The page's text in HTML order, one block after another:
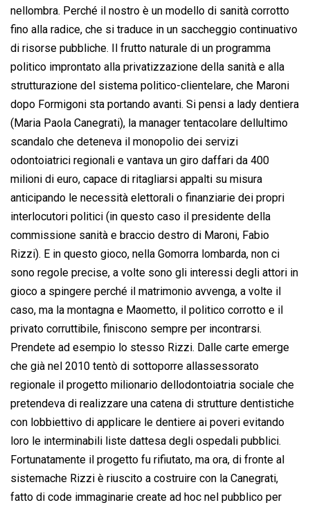
nellombra. Perché il nostro è un modello di sanità corrotto
fino alla radice, che si traduce in un saccheggio continuativo
di risorse pubbliche. Il frutto naturale di un programma
politico improntato alla privatizzazione della sanità e alla
strutturazione del sistema politico-clientelare, che Maroni
dopo Formigoni sta portando avanti. Si pensi a lady dentiera
(Maria Paola Canegrati), la manager tentacolare dellultimo
scandalo che deteneva il monopolio dei servizi
odontoiatrici regionali e vantava un giro daffari da 400
milioni di euro, capace di ritagliarsi appalti su misura
anticipando le necessità elettorali o finanziarie dei propri
interlocutori politici (in questo caso il presidente della
commissione sanità e braccio destro di Maroni, Fabio
Rizzi). E in questo gioco, nella Gomorra lombarda, non ci
sono regole precise, a volte sono gli interessi degli attori in
gioco a spingere perché il matrimonio avvenga, a volte il
caso, ma la montagna e Maometto, il politico corrotto e il
privato corruttibile, finiscono sempre per incontrarsi.
Prendete ad esempio lo stesso Rizzi. Dalle carte emerge
che già nel 2010 tentò di sottoporre allassessorato
regionale il progetto milionario dellodontoiatria sociale che
pretendeva di realizzare una catena di strutture dentistiche
con lobbiettivo di applicare le dentiere ai poveri evitando
loro le interminabili liste dattesa degli ospedali pubblici.
Fortunatamente il progetto fu rifiutato, ma ora, di fronte al
sistemache Rizzi è riuscito a costruire con la Canegrati,
fatto di code immaginarie create ad hoc nel pubblico per